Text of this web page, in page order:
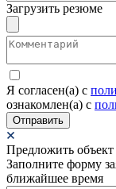
Загрузить резюме
Я согласен(а) c
ознакомлен(а) с
Отправить
Предложить объект
Заполните форму
ближайшее время